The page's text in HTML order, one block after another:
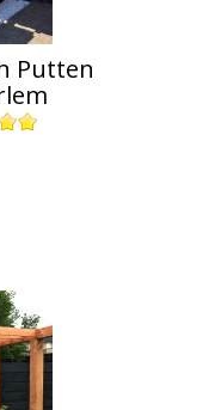
Putten